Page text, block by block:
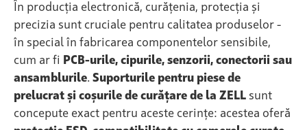
În producția electronică, curățenia, protecția și
precizia sunt cruciale pentru calitatea produselor -
în special în fabricarea componentelor sensibile,
cum ar fi PCB-urile, cipurile, senzorii, conectorii sau
ansamblurile. Suporturile pentru piese de
prelucrat și coșurile de curățare de la ZELL sunt
concepute exact pentru aceste cerințe: acestea oferă